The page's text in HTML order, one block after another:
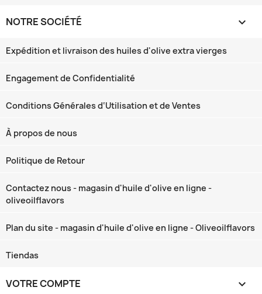
NOTRE SOCIÉTÉ 
Expédition et livraison des huiles d'olive extra vierges
Engagement de Confidentialité
Conditions Générales d‘Utilisation et de Ventes
À propos de nous
Politique de Retour
Contactez nous - magasin d'huile d'olive en ligne -
oliveoilflavors
Plan du site - magasin d'huile d'olive en ligne - Oliveoilflavors
Tiendas
VOTRE COMPTE 